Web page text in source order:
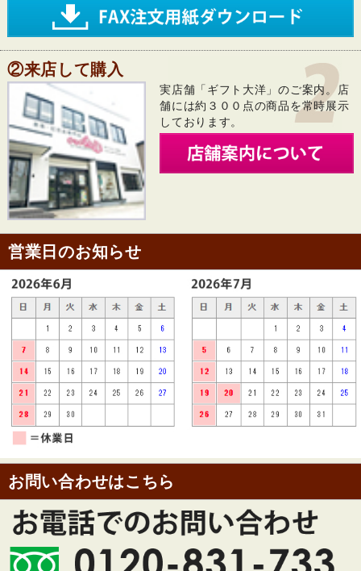
②来店して購入
実店舗「ギフト大洋」のご案内。店
舗には約３００点の商品を常時展示
しております。
営業日のお知らせ
お問い合わせはこちら